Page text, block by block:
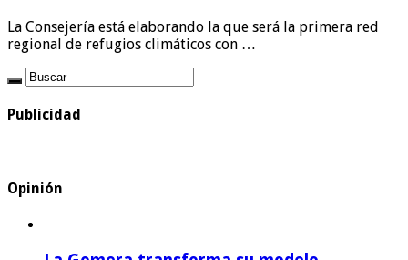
La Consejería está elaborando la que será la primera red
regional de refugios climáticos con …
Publicidad
Opinión